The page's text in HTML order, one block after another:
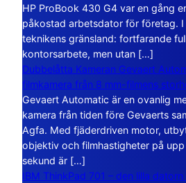
HP ProBook 430 G4 var en gång
påkostad arbetsdator för företag. I
teknikens gränsland: fortfarande
kontorsarbete, men utan […]
Dubbelåtta Kameran Gevaert
filmkamera från 8 mm-filmens
Gevaert Automatic är en ovanlig
kamera från tiden före Gevaerts
Agfa. Med fjäderdriven motor,
objektiv och filmhastigheter på
sekund är […]
IBM ThinkPad 701 – den lilla